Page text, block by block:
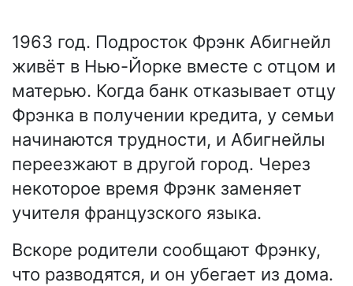
1963 год. Подросток Фрэнк Абигнейл
живёт в Нью-Йорке вместе с отцом и
матерью. Когда банк отказывает отцу
Фрэнка в получении кредита, у семьи
начинаются трудности, и Абигнейлы
переезжают в другой город. Через
некоторое время Фрэнк заменяет
учителя французского языка.
Вскоре родители сообщают Фрэнку,
что разводятся, и он убегает из дома.